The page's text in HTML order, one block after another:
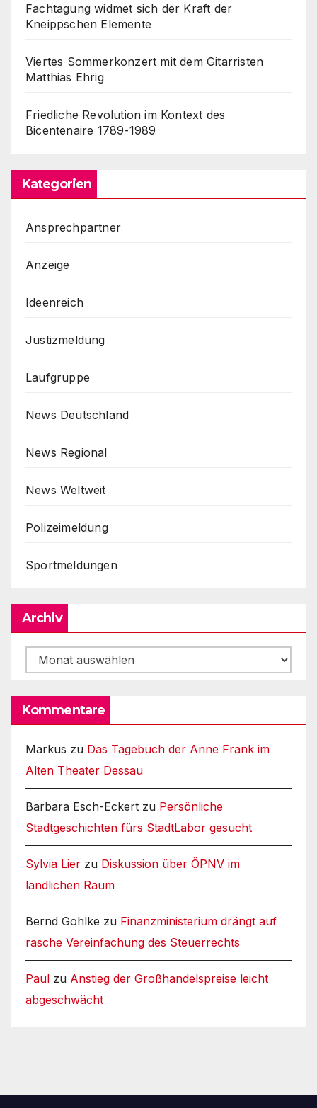
Fachtagung widmet sich der Kraft der
Kneippschen Elemente
Viertes Sommerkonzert mit dem Gitarristen
Matthias Ehrig
Friedliche Revolution im Kontext des
Bicentenaire 1789-1989
Kategorien
Ansprechpartner
Anzeige
Ideenreich
Justizmeldung
Laufgruppe
News Deutschland
News Regional
News Weltweit
Polizeimeldung
Sportmeldungen
Archiv
Archiv
Kommentare
Markus zu Das Tagebuch der Anne Frank im
Alten Theater Dessau
Barbara Esch-Eckert zu Persönliche
Stadtgeschichten fürs StadtLabor gesucht
Sylvia Lier zu Diskussion über ÖPNV im
ländlichen Raum
Bernd Gohlke zu Finanzministerium drängt auf
rasche Vereinfachung des Steuerrechts
Paul zu Anstieg der Großhandelspreise leicht
abgeschwächt